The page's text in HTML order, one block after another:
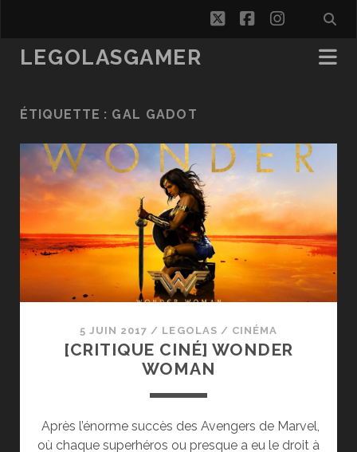
twitterfacebook
LEGOLASGAMER
ÉTIQUETTE : GAL GADOT
5 JUIN 2017 / LEGOLAS / CINÉMA
[CRITIQUE CINÉ] WONDER
WOMAN
Après l’énorme succès des Avengers de Marvel,
où chaque superhéros ou presque a eu le droit à